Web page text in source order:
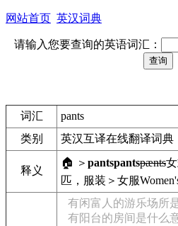
网站首页 英汉词典
请输入您要查询的英语词汇：
词汇
pants
类别
英汉互译在线翻译词典
释义
🏠 ＞ pantspantspænts
匹，服装＞女服
有闲富人的游乐场所
有阳台的房间是什么